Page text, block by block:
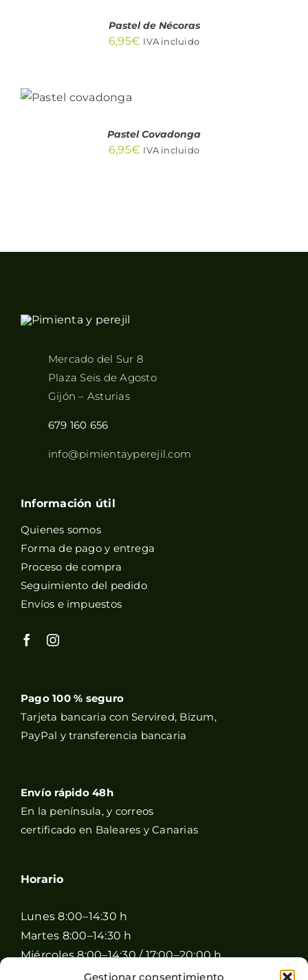
Gestionar consentimiento
Pastel de Nécoras
6,95€ IVA incluido
CARRITO
Pastel Covadonga
6,95€ IVA incluido
Mercado del Sur 8
Plaza Seis de Agosto
Gijón – Asturias
679 160 656
info@pimientayperejil.com
Información útil
Quienes somos
Forma de pago y entrega
Proceso de compra
Seguimiento del pedido
Envíos e impuestos
Pago 100 % seguro
Tarjeta bancaria con Servired, Bizum,
PayPal y transferencia bancaria
Envío rápido 48h
En la península, y correos
certificado en Baleares y Canarias
Horario
Lunes 8:00–14:30 h
Martes 8:00–14:30 h
Miércoles 8:00–14:30 / 17:00–20:00 h
Jueves 8:00–14:30 / 17:00–20:00 h